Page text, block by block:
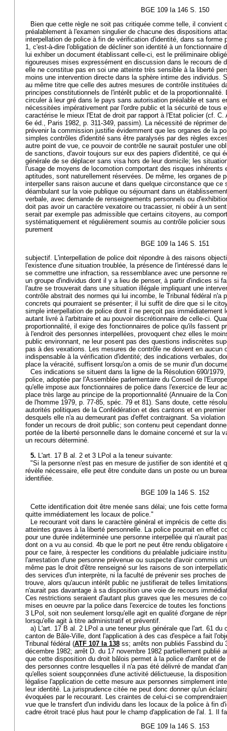
BGE 109 Ia 146 S. 150
Bien que cette règle ne soit pas critiquée comme telle, il convient
préalablement à l'examen singulier de chacune des dispositions
interpellation de police à fin de vérification d'identité, dans sa forme
1, c'est-à-dire l'obligation de décliner son identité à un fonctionnaire
lui exhiber un document établissant celle-ci, est le préliminaire
rigoureuses mises expressément en discussion dans le recours de
elle ne constitue pas en soi une atteinte très sensible à la liberté
moins une intervention directe dans la sphère intime des individus.
au même titre que celle des autres mesures de contrôle instituées
principes constitutionnels de l'intérêt public et de la proportionnalité.
circuler à leur gré dans le pays sans autorisation préalable et sans
nécessitées impérativement par l'ordre public et la sécurité de tous
caractérise le mieux l'Etat de droit par rapport à l'Etat policier (cf. C.
6e éd., Paris 1982, p. 311-349, passim). La nécessité de réprimer
prévenir la commission justifie évidemment que les organes de la
simples contrôles d'identité sans être paralysés par des règles
autre point de vue, ce pouvoir de contrôle ne saurait postuler une
de sanctions, d'avoir toujours sur eux des papiers d'identité, ce qui
générale de se déplacer sans visa hors de leur domicile; les
l'usage de moyens de locomotion comportant des risques inhérents
aptitudes, sont naturellement réservées. De même, les organes de
interpeller sans raison aucune et dans quelque circonstance que ce
déambulant sur la voie publique ou séjournant dans un
verbale, avec demande de renseignements personnels ou
doit pas avoir un caractère vexatoire ou tracassier, ni obéir à un
serait par exemple pas admissible que certains citoyens, au
systématiquement et régulièrement soumis au contrôle policier
purement
BGE 109 Ia 146 S. 151
subjectif. L'interpellation de police doit répondre à des raisons
l'existence d'une situation troublée, la présence de l'intéressé dans
se commettre une infraction, sa ressemblance avec une personne
un groupe d'individus dont il y a lieu de penser, à partir d'indices si
l'autre se trouverait dans une situation illégale impliquant une
contrôle abstrait des normes qui lui incombe, le Tribunal fédéral n'a
concrets qui pourraient se présenter; il lui suffit de dire que si le
simple interpellation de police dont il ne perçoit pas immédiatement
autant livré à l'arbitraire et au pouvoir discrétionnaire de celle-ci.
proportionnalité, il exige des fonctionnaires de police qu'ils fassent
à l'endroit des personnes interpellées, provoquent chez elles le
public environnant, ne leur posent pas des questions indiscrètes
pas à des vexations. Les mesures de contrôle ne doivent en aucun
indispensable à la vérification d'identité; des indications verbales,
place la véracité, suffisent lorsqu'on a omis de se munir d'un
Ces indications se situent dans la ligne de la Résolution 690/
police, adoptée par l'Assemblée parlementaire du Conseil de
qu'elle impose aux fonctionnaires de police dans l'exercice de leur
place très large au principe de la proportionnalité (Annuaire de la
de l'homme 1979, p. 77-85, spéc. 79 et 81). Sans doute, cette
autorités politiques de la Confédération et des cantons et en
desquels elle n'a au demeurant pas d'effet contraignant. Sa
fonder un recours de droit public; son contenu peut cependant
portée de la liberté personnelle dans le domaine concerné et sur la
un recours déterminé.
5. L'art. 17 B al. 2 et 3 LPol a la teneur suivante:
"Si la personne n'est pas en mesure de justifier de son identité et
révèle nécessaire, elle peut être conduite dans un poste ou un
identifiée.
BGE 109 Ia 146 S. 152
Cette identification doit être menée sans délai; une fois cette
quitte immédiatement les locaux de police."
Le recourant voit dans le caractère général et imprécis de cette
atteintes graves à la liberté personnelle. La police pourrait en effet
pour une durée indéterminée une personne interpellée qui n'aurait
dont on a vu au consid. 4b que le port ne peut être rendu obligatoire
pour ce faire, à respecter les conditions du préalable judiciaire
l'arrestation d'une personne prévenue ou suspecte d'avoir commis
même pas le droit d'être renseigné sur les raisons de son
des services d'un interprète, ni la faculté de prévenir ses proches
trouve, alors qu'aucun intérêt public ne justifierait de telles
n'aurait pas davantage à sa disposition une voie de recours
Ces restrictions seraient d'autant plus graves que les mesures de
mises en oeuvre par la police dans l'exercice de toutes les
3 LPol, soit non seulement lorsqu'elle agit en qualité d'organe de
lorsqu'elle agit à titre administratif et préventif.
a) L'art. 17 B al. 2 LPol a une teneur plus générale que l'art. 61 du
canton de Bâle-Ville, dont l'application à des cas d'espèce a fait
Tribunal fédéral (ATF 107 Ia 138 ss; arrêts non publiés Fassbind du
décembre 1982; arrêt D. du 17 novembre 1982 partiellement publié
que cette disposition du droit bâlois permet à la police d'arrêter et
des personnes contre lesquelles il n'a pas été délivré de mandat
qu'elles soient soupçonnées d'une activité délictueuse, la
légalise l'application de cette mesure aux personnes simplement
leur identité. La jurisprudence citée ne peut donc donner qu'un
évoquées par le recourant. Les craintes de celui-ci se
vue que le transfert d'un individu dans les locaux de la police à fin
cadre étroit tracé plus haut pour le champ d'application de l'al. 1. Il
BGE 109 Ia 146 S. 153